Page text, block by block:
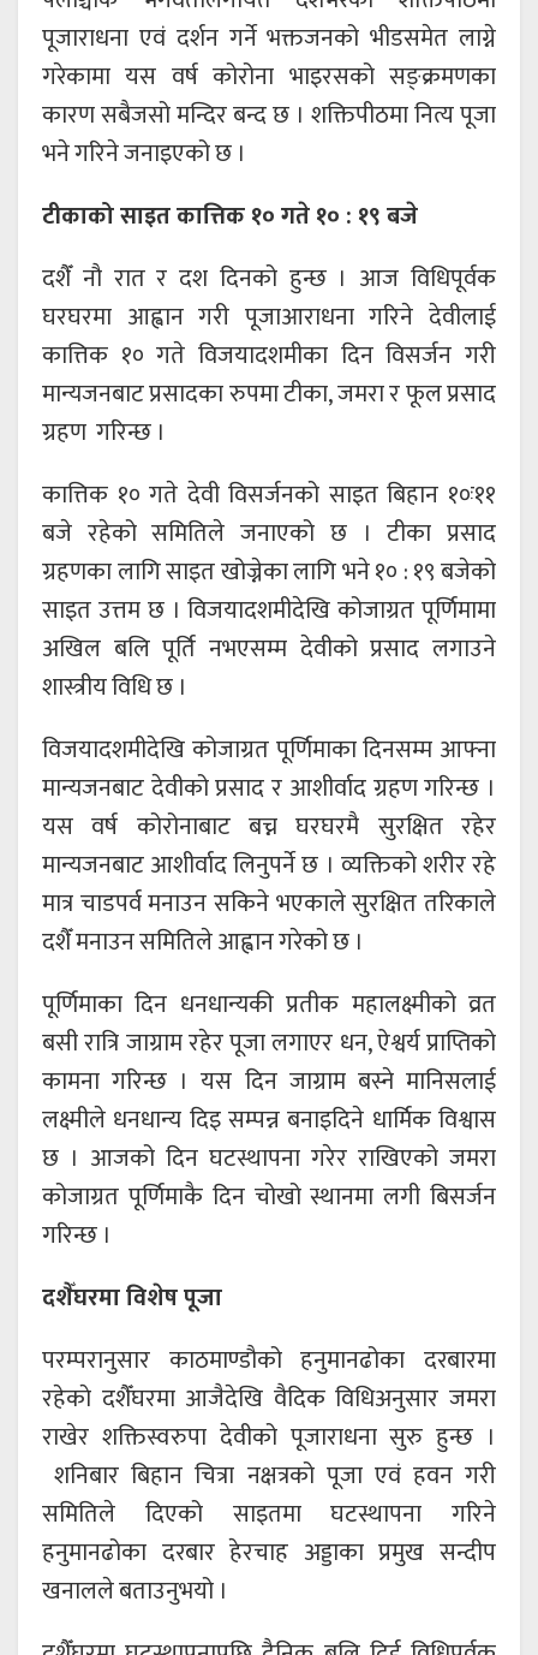
पूजाराधना एवं दर्शन गर्ने भक्तजनको भीडसमेत लाग्ने
गरेकामा यस वर्ष कोरोना भाइरसको सङ्क्रमणका
कारण सबैजसो मन्दिर बन्द छ । शक्तिपीठमा नित्य पूजा
भने गरिने जनाइएको छ ।
टीकाको साइत कात्तिक १० गते १० : १९ बजे
दशैँ नौ रात र दश दिनको हुन्छ । आज विधिपूर्वक
घरघरमा आह्वान गरी पूजाआराधना गरिने देवीलाई
कात्तिक १० गते विजयादशमीका दिन विसर्जन गरी
मान्यजनबाट प्रसादका रुपमा टीका, जमरा र फूल प्रसाद
ग्रहण गरिन्छ ।
कात्तिक १० गते देवी विसर्जनको साइत बिहान १०ः११
बजे रहेको समितिले जनाएको छ । टीका प्रसाद
ग्रहणका लागि साइत खोज्नेका लागि भने १० : १९ बजेको
साइत उत्तम छ । विजयादशमीदेखि कोजाग्रत पूर्णिमामा
अखिल बलि पूर्ति नभएसम्म देवीको प्रसाद लगाउने
शास्त्रीय विधि छ ।
विजयादशमीदेखि कोजाग्रत पूर्णिमाका दिनसम्म आफ्ना
मान्यजनबाट देवीको प्रसाद र आशीर्वाद ग्रहण गरिन्छ ।
यस वर्ष कोरोनाबाट बच्न घरघरमै सुरक्षित रहेर
मान्यजनबाट आशीर्वाद लिनुपर्ने छ । व्यक्तिको शरीर रहे
मात्र चाडपर्व मनाउन सकिने भएकाले सुरक्षित तरिकाले
दशैँ मनाउन समितिले आह्वान गरेको छ ।
पूर्णिमाका दिन धनधान्यकी प्रतीक महालक्ष्मीको व्रत
बसी रात्रि जाग्राम रहेर पूजा लगाएर धन, ऐश्वर्य प्राप्तिको
कामना गरिन्छ । यस दिन जाग्राम बस्ने मानिसलाई
लक्ष्मीले धनधान्य दिइ सम्पन्न बनाइदिने धार्मिक विश्वास
छ । आजको दिन घटस्थापना गरेर राखिएको जमरा
कोजाग्रत पूर्णिमाकै दिन चोखो स्थानमा लगी बिसर्जन
गरिन्छ ।
दशैँघरमा विशेष पूजा
परम्परानुसार काठमाण्डौको हनुमानढोका दरबारमा
रहेकाे दशैँघरमा आजैदेखि वैदिक विधिअनुसार जमरा
राखेर शक्तिस्वरुपा देवीको पूजाराधना सुरु हुन्छ ।
शनिबार बिहान चित्रा नक्षत्रको पूजा एवं हवन गरी
समितिले दिएको साइतमा घटस्थापना गरिने
हनुमानढोका दरबार हेरचाह अड्डाका प्रमुख सन्दीप
खनालले बताउनुभयो ।​